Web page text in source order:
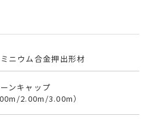
ニウム合金押出形材
ンキャップ
2.00m/3.00m）